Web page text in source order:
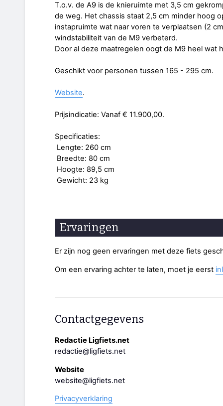
T.o.v. de A9 is de knieruimte met 3,5 cm
de weg. Het chassis staat 2,5 cm minder hoog
instapruimte wat naar voren te verplaatsen (2
windstabiliteit van de M9 verbeterd.
Door al deze maatregelen oogt de M9 heel wat
Geschikt voor personen tussen 165 - 295 cm.
Website.
Prijsindicatie: Vanaf € 11.900,00.
Specificaties:
Lengte: 260 cm
Breedte: 80 cm
Hoogte: 89,5 cm
Gewicht: 23 kg
Ervaringen
Er zijn nog geen ervaringen met deze fiets
Om een ervaring achter te laten, moet je eerst
Contactgegevens
Redactie Ligfiets.net
redactie@ligfiets.net
Website
website@ligfiets.net
Privacyverklaring